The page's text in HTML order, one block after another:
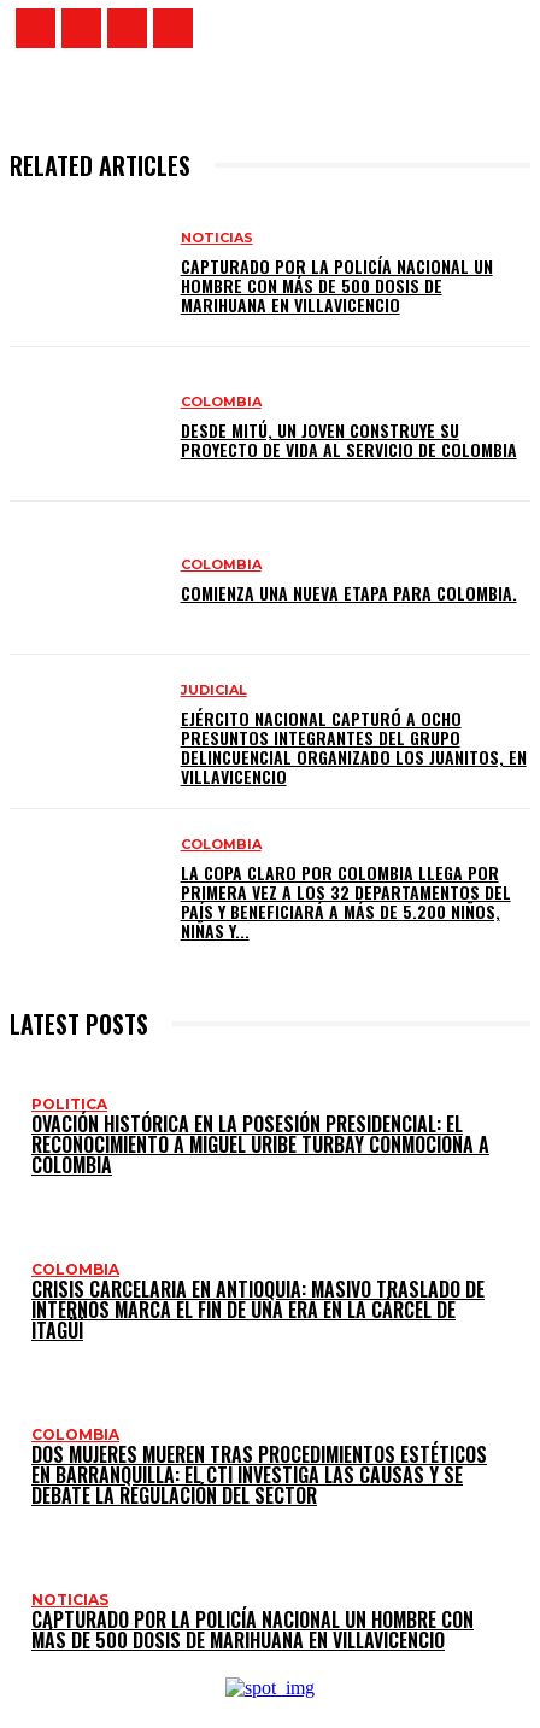
RELATED ARTICLES
NOTICIAS
CAPTURADO POR LA POLICÍA NACIONAL UN
HOMBRE CON MÁS DE 500 DOSIS DE
MARIHUANA EN VILLAVICENCIO
COLOMBIA
DESDE MITÚ, UN JOVEN CONSTRUYE SU
PROYECTO DE VIDA AL SERVICIO DE COLOMBIA
COLOMBIA
COMIENZA UNA NUEVA ETAPA PARA COLOMBIA.
JUDICIAL
EJÉRCITO NACIONAL CAPTURÓ A OCHO
PRESUNTOS INTEGRANTES DEL GRUPO
DELINCUENCIAL ORGANIZADO LOS JUANITOS, EN
VILLAVICENCIO
COLOMBIA
LA COPA CLARO POR COLOMBIA LLEGA POR
PRIMERA VEZ A LOS 32 DEPARTAMENTOS DEL
PAÍS Y BENEFICIARÁ A MÁS DE 5.200 NIÑOS,
NIÑAS Y...
LATEST POSTS
POLITICA
OVACIÓN HISTÓRICA EN LA POSESIÓN PRESIDENCIAL: EL
RECONOCIMIENTO A MIGUEL URIBE TURBAY CONMOCIONA A
COLOMBIA
COLOMBIA
CRISIS CARCELARIA EN ANTIOQUIA: MASIVO TRASLADO DE
INTERNOS MARCA EL FIN DE UNA ERA EN LA CÁRCEL DE
ITAGÜÍ
COLOMBIA
DOS MUJERES MUEREN TRAS PROCEDIMIENTOS ESTÉTICOS
EN BARRANQUILLA: EL CTI INVESTIGA LAS CAUSAS Y SE
DEBATE LA REGULACIÓN DEL SECTOR
NOTICIAS
CAPTURADO POR LA POLICÍA NACIONAL UN HOMBRE CON
MÁS DE 500 DOSIS DE MARIHUANA EN VILLAVICENCIO